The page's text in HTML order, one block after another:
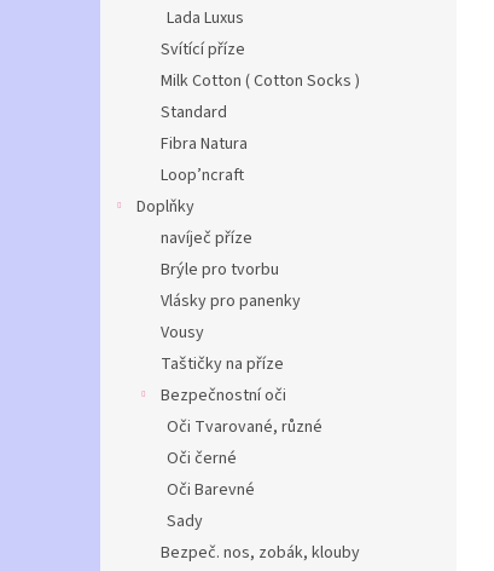
Lada Luxus
Svítící příze
Milk Cotton ( Cotton Socks )
Standard
Fibra Natura
Loop’ncraft
Doplňky
navíječ příze
Brýle pro tvorbu
Vlásky pro panenky
Vousy
Taštičky na příze
Bezpečnostní oči
Oči Tvarované, různé
Oči černé
Oči Barevné
Sady
Bezpeč. nos, zobák, klouby